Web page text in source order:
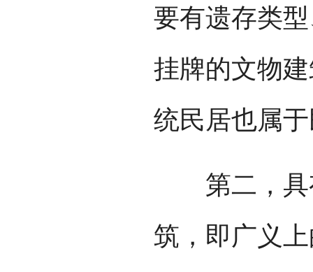
要有遗存类
挂牌的文物
统民居也属
第二，具
筑，即广义